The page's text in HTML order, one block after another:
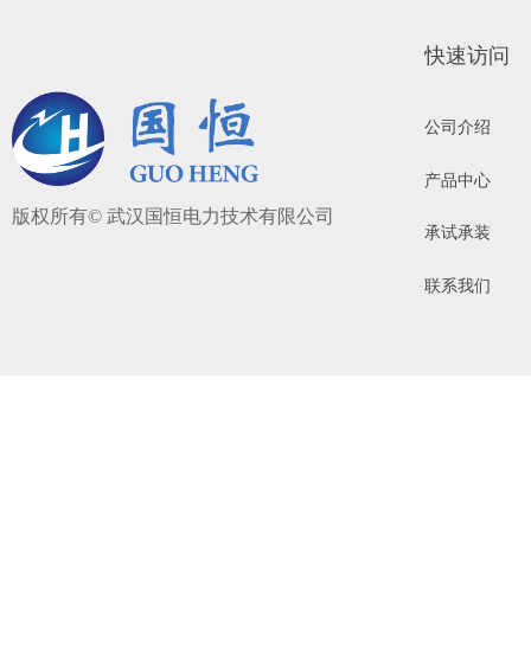
版权所有© 武汉国恒电力技术有限公司
快速访问
公司介绍
产品中心
承试承装
联系我们